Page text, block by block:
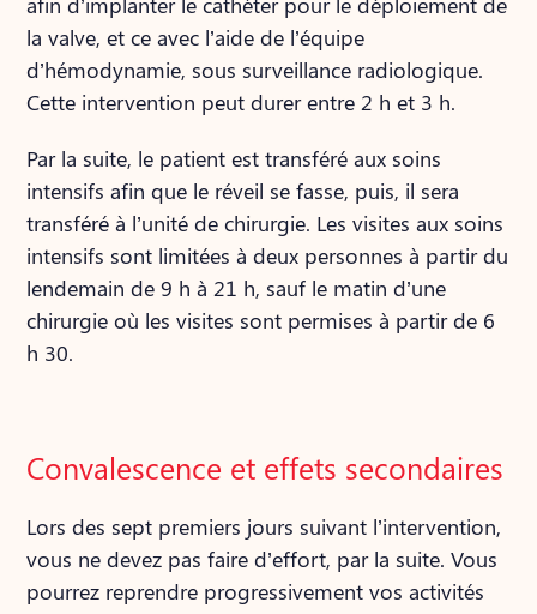
la valve, et ce avec l’aide de l’équipe
d’hémodynamie, sous surveillance radiologique.
Cette intervention peut durer entre 2 h et 3 h.
Par la suite, le patient est transféré aux soins
intensifs afin que le réveil se fasse, puis, il sera
transféré à l’unité de chirurgie. Les visites aux soins
intensifs sont limitées à deux personnes à partir du
lendemain de 9 h à 21 h, sauf le matin d’une
chirurgie où les visites sont permises à partir de 6
h 30.
Convalescence et effets secondaires
Lors des sept premiers jours suivant l’intervention,
vous ne devez pas faire d’effort, par la suite. Vous
pourrez reprendre progressivement vos activités